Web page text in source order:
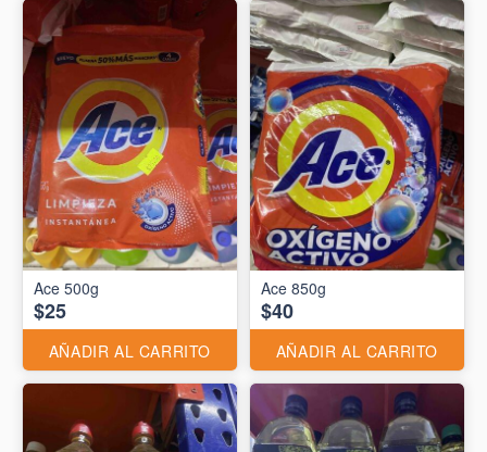
Ace 500g
$25
AÑADIR AL CARRITO
Ace 850g
$40
AÑADIR AL CARRITO